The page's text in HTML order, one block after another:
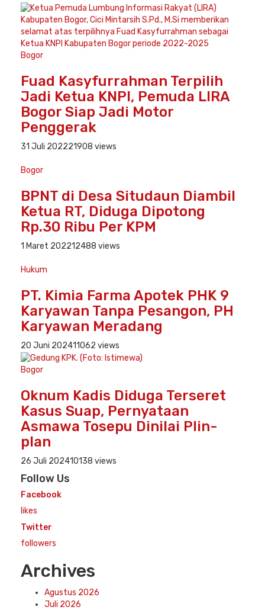
Bogor
Fuad Kasyfurrahman Terpilih
Jadi Ketua KNPI, Pemuda LIRA
Bogor Siap Jadi Motor
Penggerak
31 Juli 202221908 views
Bogor
BPNT di Desa Situdaun Diambil
Ketua RT, Diduga Dipotong
Rp.30 Ribu Per KPM
1 Maret 202212488 views
Hukum
PT. Kimia Farma Apotek PHK 9
Karyawan Tanpa Pesangon, PH
Karyawan Meradang
20 Juni 202411062 views
Bogor
Oknum Kadis Diduga Terseret
Kasus Suap, Pernyataan
Asmawa Tosepu Dinilai Plin-
plan
26 Juli 202410138 views
Follow Us
Facebook
likes
Twitter
followers
Archives
Agustus 2026
Juli 2026